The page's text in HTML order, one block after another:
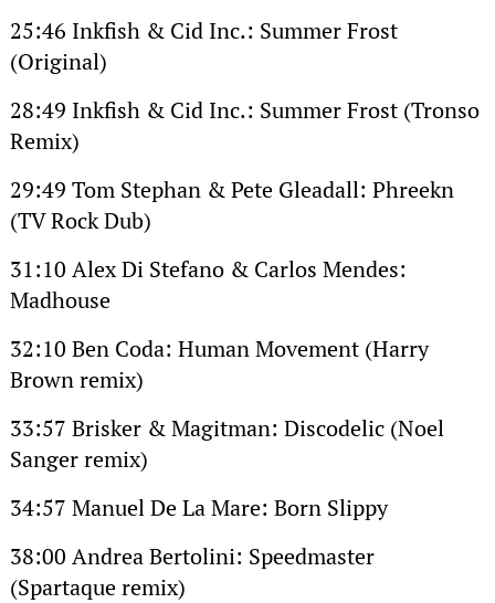
25:46 Inkfish & Cid Inc.: Summer Frost
(Original)
28:49 Inkfish & Cid Inc.: Summer Frost (Tronso
Remix)
29:49 Tom Stephan & Pete Gleadall: Phreekn
(TV Rock Dub)
31:10 Alex Di Stefano & Carlos Mendes:
Madhouse
32:10 Ben Coda: Human Movement (Harry
Brown remix)
33:57 Brisker & Magitman: Discodelic (Noel
Sanger remix)
34:57 Manuel De La Mare: Born Slippy
38:00 Andrea Bertolini: Speedmaster
(Spartaque remix)